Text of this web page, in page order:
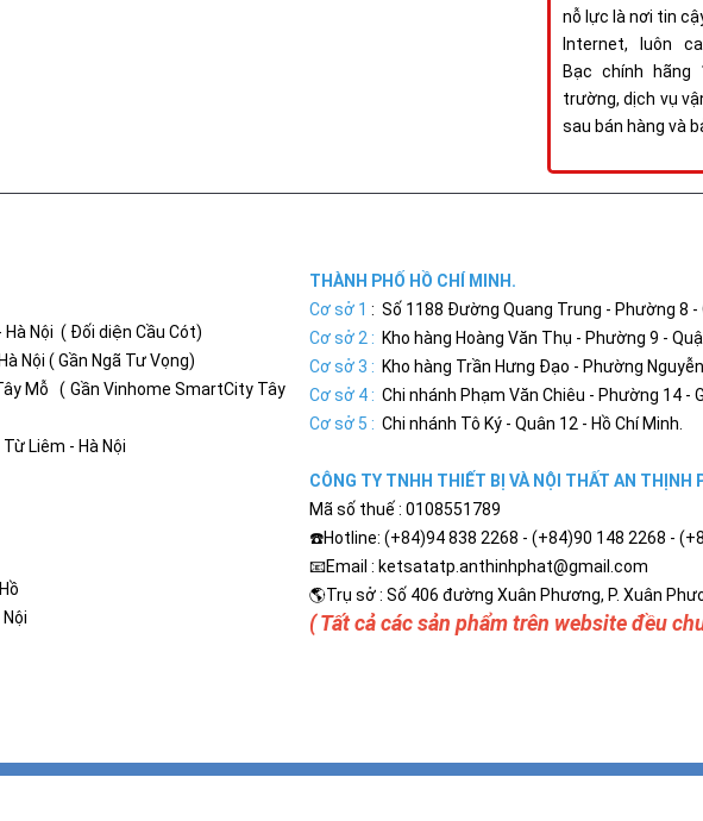
nỗ lực là nơi tin
Internet, luôn
Bạc chính
trường, dịch vụ
sau bán hàng và
Nội ( Đối diện Cầu Cót)
Nội ( Gần Ngã Tư Vọng)
Mỗ ( Gần Vinhome SmartCity Tây
Liêm - Hà Nội
THÀNH PHỐ HỒ CHÍ MINH.
Cơ sở 1 : Số 1188 Đường Quang Trung - Phường 8 -
Cơ sở 2 : Kho hàng Hoàng Văn Thụ - Phường 9 -
Cơ sở 3 : Kho hàng Trần Hưng Đạo - Phường
Cơ sở 4 : Chi nhánh Phạm Văn Chiêu - Phường 14 -
Cơ sở 5 : Chi nhánh Tô Ký - Quân 12 - Hồ Chí Minh.
CÔNG TY TNHH THIẾT BỊ VÀ NỘI THẤT AN THỊNH
Mã số thuế : 0108551789
☎️Hotline: (+84)94 838 2268 - (+84)90 148 2268 -
📧Email : ketsatatp.anthinhphat@gmail.com
🌎Trụ sở : Số 406 đường Xuân Phương, P. Xuân
( Tất cả các sản phẩm trên website đều